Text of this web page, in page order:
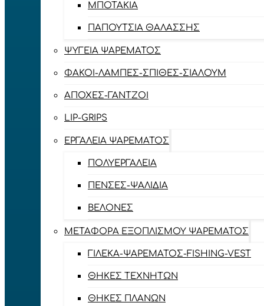
ΜΠΟΤΆΚΙΑ
ΠΑΠΟΎΤΣΙΑ ΘΑΛΆΣΣΗΣ
ΨΥΓΕΊΑ ΨΑΡΈΜΑΤΟΣ
ΦΑΚΟΊ-ΛΆΜΠΕΣ-ΣΠΊΘΕΣ-ΣΊΑΛΟΥΜ
ΑΠΌΧΕΣ-ΓΆΝΤΖΟΙ
LIP-GRIPS
EΡΓΑΛΕΊΑ ΨΑΡΈΜΑΤΟΣ
ΠΟΛΥΕΡΓΑΛΕΊΑ
ΠΈΝΣΕΣ-ΨΑΛΊΔΙΑ
ΒΕΛΌΝΕΣ
ΜΕΤΑΦΟΡΆ ΕΞΟΠΛΙΣΜΟΎ ΨΑΡΈΜΑΤΟΣ
ΓΙΛΈΚΑ-ΨΑΡΈΜΑΤΟΣ-FISHING-VEST
ΘΉΚΕΣ ΤΕΧΝΗΤΏΝ
ΘΉΚΕΣ ΠΛΆΝΩΝ